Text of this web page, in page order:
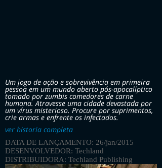
Um jogo de ação e sobrevivência em primeira
pessoa em um mundo aberto pós-apocalíptico
tomado por zumbis comedores de carne
humana. Atravesse uma cidade devastada por
um vírus misterioso. Procure por suprimentos,
crie armas e enfrente os infectados.
ver historia completa
DATA DE LANÇAMENTO: 26/jan/2015
DESENVOLVEDOR: Techland
DISTRIBUIDORA: Techland Publishing